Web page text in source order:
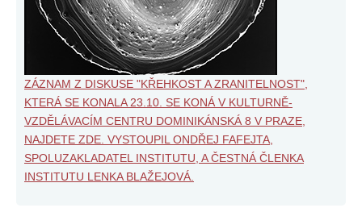
ZÁZNAM Z DISKUSE "KŘEHKOST A ZRANITELNOST",
KTERÁ SE KONALA 23.10. SE KONÁ V KULTURNĚ-
VZDĚLÁVACÍM CENTRU DOMINIKÁNSKÁ 8 V PRAZE,
NAJDETE ZDE. VYSTOUPIL ONDŘEJ FAFEJTA,
SPOLUZAKLADATEL INSTITUTU, A ČESTNÁ ČLENKA
INSTITUTU LENKA BLAŽEJOVÁ.